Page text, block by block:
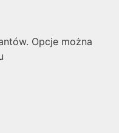
Opcje można